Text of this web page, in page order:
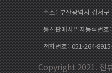
주소 부산광역시 강서
통신판매사업자등록번호
전화번호 051-264-
Copyright 2021. 천